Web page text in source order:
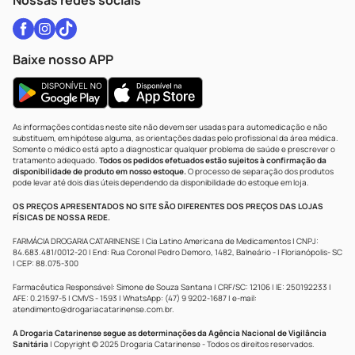
Baixe nosso APP
As informações contidas neste site não devem ser usadas para automedicação e não
substituem, em hipótese alguma, as orientações dadas pelo profissional da área médica.
Somente o médico está apto a diagnosticar qualquer problema de saúde e prescrever o
tratamento adequado. Todos os pedidos efetuados estão sujeitos à confirmação da
disponibilidade de produto em nosso estoque.O processo de separação dos produtos
pode levar até dois dias úteis dependendo da disponibilidade do estoque em loja.
OS PREÇOS APRESENTADOS NO SITE SÃO DIFERENTES DOS PREÇOS DAS LOJAS
FÍSICAS DE NOSSA REDE.
FARMÁCIA DROGARIA CATARINENSE | Cia Latino Americana de Medicamentos | CNPJ:
84.683.481/0012-20 | End: Rua Coronel Pedro Demoro, 1482, Balneário - | Florianópolis- SC
| CEP: 88.075-300
Farmacêutica Responsável: Simone de Souza Santana | CRF/SC: 12106 | IE: 250192233 |
AFE: 0.21597-5 | CMVS - 1593 | WhatsApp: (47) 9 9202-1687 | e-mail:
atendimento@drogariacatarinense.com.br.
A Drogaria Catarinense segue as determinações da Agência Nacional de Vigilância
Sanitária | Copyright © 2025 Drogaria Catarinense - Todos os direitos reservados.